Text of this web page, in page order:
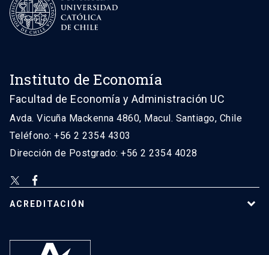
Instituto de Economía
Facultad de Economía y Administración UC
Avda. Vicuña Mackenna 4860, Macul. Santiago, Chile
Teléfono: +56 2 2354 4303
Dirección de Postgrado: +56 2 2354 4028
ACREDITACIÓN